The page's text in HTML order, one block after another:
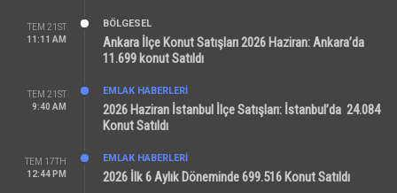
TEM 21ST
11:11 AM
BÖLGESEL
Ankara İlçe Konut Satışları 2026 Haziran: Ankara’da
11.699 konut Satıldı
TEM 21ST
9:40 AM
EMLAK HABERLERI
2026 Haziran İstanbul İlçe Satışları: İstanbul’da 24.084
Konut Satıldı
TEM 17TH
12:44 PM
EMLAK HABERLERI
2026 İlk 6 Aylık Döneminde 699.516 Konut Satıldı